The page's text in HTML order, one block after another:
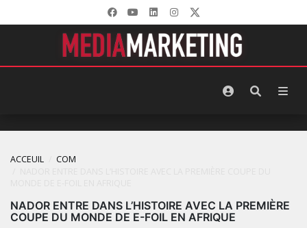
ACCEUIL
COM
NADOR ENTRE DANS L’HISTOIRE AVEC LA PREMIÈRE
COUPE DU MONDE DE E-FOIL EN AFRIQUE